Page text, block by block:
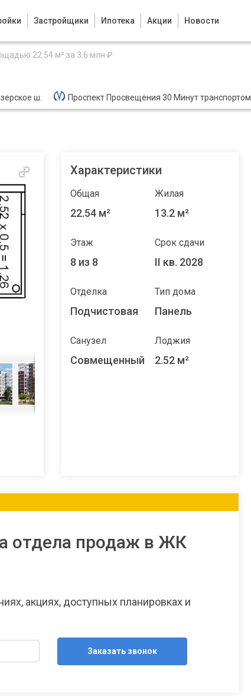
Застройщики Ипотека Акции Новости
22.54 м² за 3.6 млн ₽
ш. Проспект Просвещения 30 Минут транспортом
Характеристики
Общая
22.54 м²
Жилая
13.2 м²
Этаж
8 из 8
Срок сдачи
II кв. 2028
Отделка
Подчистовая
Тип дома
Панель
Санузел
Совмещенный
Лоджия
2.52 м²
отдела продаж в ЖК
акциях, доступных планировках и
Заказать звонок